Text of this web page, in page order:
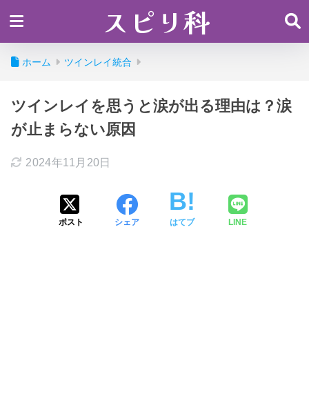
スピリ科
ホーム ツインレイ統合
ツインレイを思うと涙が出る理由は？涙
が止まらない原因
2024年11月20日
ポスト シェア はてブ LINE